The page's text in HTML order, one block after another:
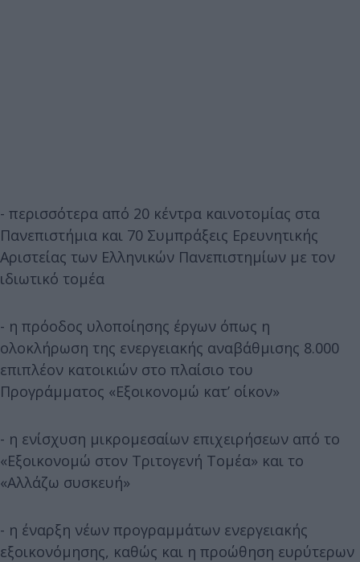
- περισσότερα από 20 κέντρα καινοτομίας στα
Πανεπιστήμια και 70 Συμπράξεις Ερευνητικής
Αριστείας των Ελληνικών Πανεπιστημίων με τον
ιδιωτικό τομέα
- η πρόοδος υλοποίησης έργων όπως η
ολοκλήρωση της ενεργειακής αναβάθμισης 8.000
επιπλέον κατοικιών στο πλαίσιο του
Προγράμματος «Εξοικονομώ κατ’ οίκον»
- η ενίσχυση μικρομεσαίων επιχειρήσεων από το
«Εξοικονομώ στον Τριτογενή Τομέα» και το
«Αλλάζω συσκευή»
- η έναρξη νέων προγραμμάτων ενεργειακής
εξοικονόμησης, καθώς και η προώθηση ευρύτερων